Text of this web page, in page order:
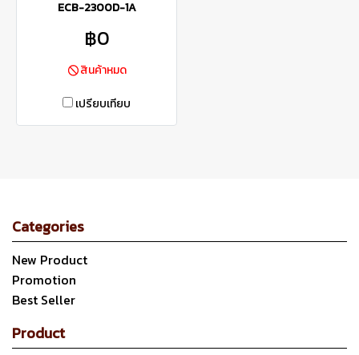
ECB-2300D-1A
฿0
สินค้าหมด
เปรียบเทียบ
Categories
New Product
Promotion
Best Seller
Product